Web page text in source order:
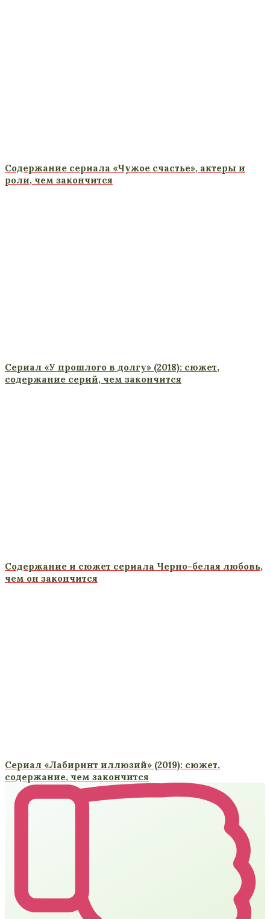
Содержание сериала «Чужое счастье», актеры и
роли, чем закончится
Сериал «У прошлого в долгу» (2018): сюжет,
содержание серий, чем закончится
Содержание и сюжет сериала Черно-белая любовь,
чем он закончится
Сериал «Лабиринт иллюзий» (2019): сюжет,
содержание, чем закончится